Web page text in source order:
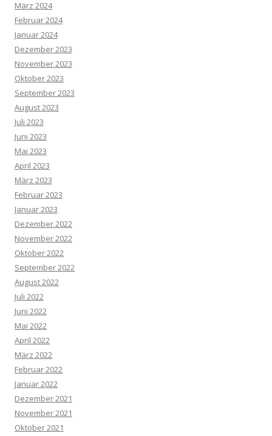
März 2024
Februar 2024
Januar 2024
Dezember 2023
November 2023
Oktober 2023
September 2023
August 2023
Juli 2023
Juni 2023
Mai 2023
April 2023
März 2023
Februar 2023
Januar 2023
Dezember 2022
November 2022
Oktober 2022
September 2022
August 2022
Juli 2022
Juni 2022
Mai 2022
April 2022
März 2022
Februar 2022
Januar 2022
Dezember 2021
November 2021
Oktober 2021